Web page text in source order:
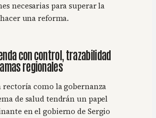
necesarias para superar la
una reforma.
con control, trazabilidad
regionales
rectoría como la gobernanza
de salud tendrán un papel
en el gobierno de Sergio